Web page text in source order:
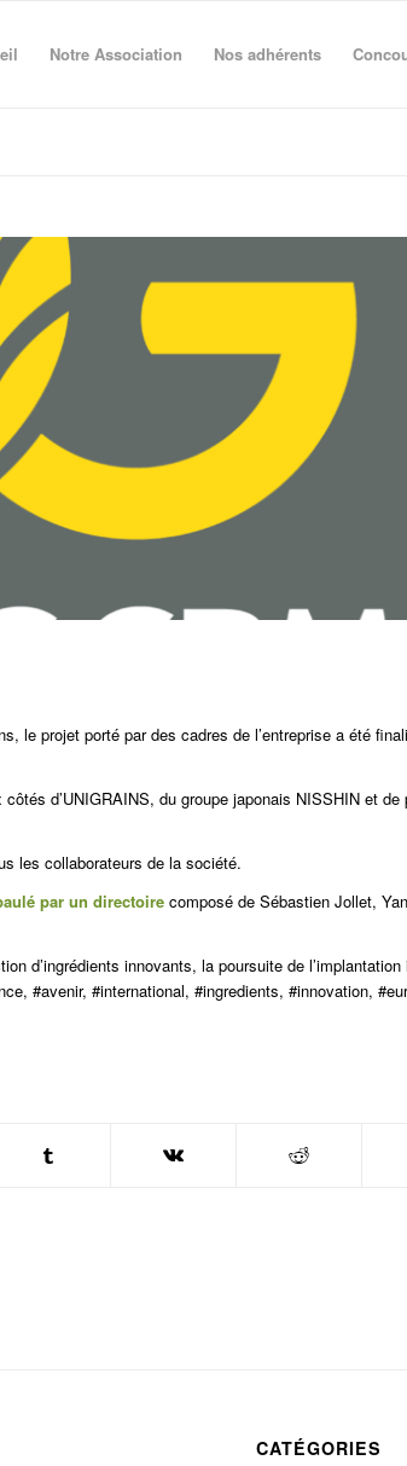
Notre Association Nos adhérents
le projet porté par des cadres de l’entreprise a été
d’UNIGRAINS, du groupe japonais NISSHIN et de
les collaborateurs de la société.
par un directoire composé de Sébastien Jollet,
d’ingrédients innovants, la poursuite de
#avenir, #international, #ingredients, #innovation,
CATÉGORIES